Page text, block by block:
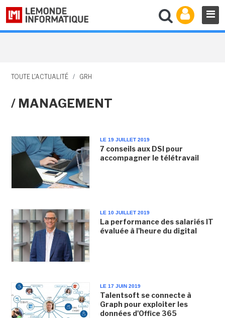
TOUTE L'ACTUALITÉ / GRH
/ MANAGEMENT
LE 19 JUILLET 2019
7 conseils aux DSI pour
accompagner le télétravail
LE 10 JUILLET 2019
La performance des salariés IT
évaluée à l'heure du digital
LE 17 JUIN 2019
Talentsoft se connecte à
Graph pour exploiter les
données d'Office 365